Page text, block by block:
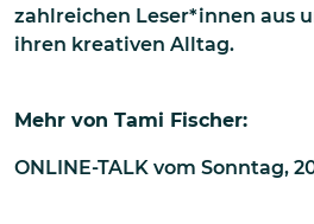
zahlreichen Leser*innen aus
ihren kreativen Alltag.
Mehr von Tami Fischer:
ONLINE-TALK vom Sonntag,